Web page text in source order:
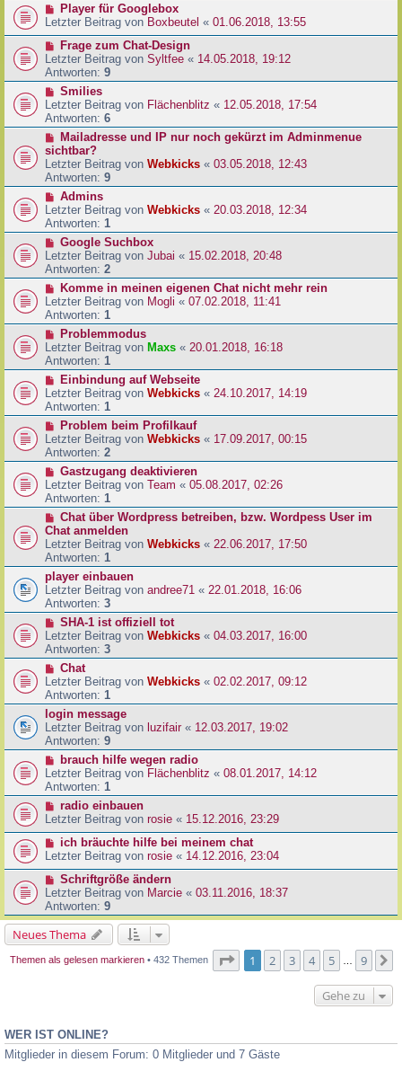
Player für Googlebox
Letzter Beitrag von Boxbeutel « 01.06.2018, 13:55
Frage zum Chat-Design
Letzter Beitrag von Syltfee « 14.05.2018, 19:12
Antworten: 9
Smilies
Letzter Beitrag von Flächenblitz « 12.05.2018, 17:54
Antworten: 6
Mailadresse und IP nur noch gekürzt im Adminmenue
sichtbar?
Letzter Beitrag von Webkicks « 03.05.2018, 12:43
Antworten: 9
Admins
Letzter Beitrag von Webkicks « 20.03.2018, 12:34
Antworten: 1
Google Suchbox
Letzter Beitrag von Jubai « 15.02.2018, 20:48
Antworten: 2
Komme in meinen eigenen Chat nicht mehr rein
Letzter Beitrag von Mogli « 07.02.2018, 11:41
Antworten: 1
Problemmodus
Letzter Beitrag von Maxs « 20.01.2018, 16:18
Antworten: 1
Einbindung auf Webseite
Letzter Beitrag von Webkicks « 24.10.2017, 14:19
Antworten: 1
Problem beim Profilkauf
Letzter Beitrag von Webkicks « 17.09.2017, 00:15
Antworten: 2
Gastzugang deaktivieren
Letzter Beitrag von Team « 05.08.2017, 02:26
Antworten: 1
Chat über Wordpress betreiben, bzw. Wordpess User im
Chat anmelden
Letzter Beitrag von Webkicks « 22.06.2017, 17:50
Antworten: 1
player einbauen
Letzter Beitrag von andree71 « 22.01.2018, 16:06
Antworten: 3
SHA-1 ist offiziell tot
Letzter Beitrag von Webkicks « 04.03.2017, 16:00
Antworten: 3
Chat
Letzter Beitrag von Webkicks « 02.02.2017, 09:12
Antworten: 1
login message
Letzter Beitrag von luzifair « 12.03.2017, 19:02
Antworten: 9
brauch hilfe wegen radio
Letzter Beitrag von Flächenblitz « 08.01.2017, 14:12
Antworten: 1
radio einbauen
Letzter Beitrag von rosie « 15.12.2016, 23:29
ich bräuchte hilfe bei meinem chat
Letzter Beitrag von rosie « 14.12.2016, 23:04
Schriftgröße ändern
Letzter Beitrag von Marcie « 03.11.2016, 18:37
Antworten: 9
Neues Thema
Themen als gelesen markieren• 432 Themen Seite von
1 2 3 4 5 9
Gehe zu
WER IST ONLINE?
Mitglieder in diesem Forum: 0 Mitglieder und 7 Gäste